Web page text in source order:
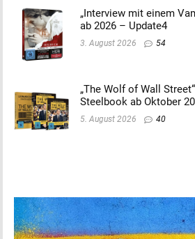
„Interview mit einem
ab 2026 – Update4
3. August 2026 54
„The Wolf of Wall
Steelbook ab Oktober
5. August 2026 40